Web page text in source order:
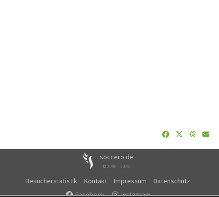
soccero.de
© 2006 - 2026
Besucherstatistik Kontakt Impressum
Datenschutz
Facebook
Instagram